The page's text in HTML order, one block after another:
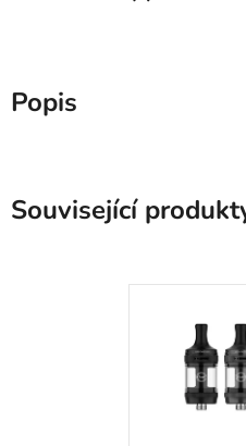
Popis
Související